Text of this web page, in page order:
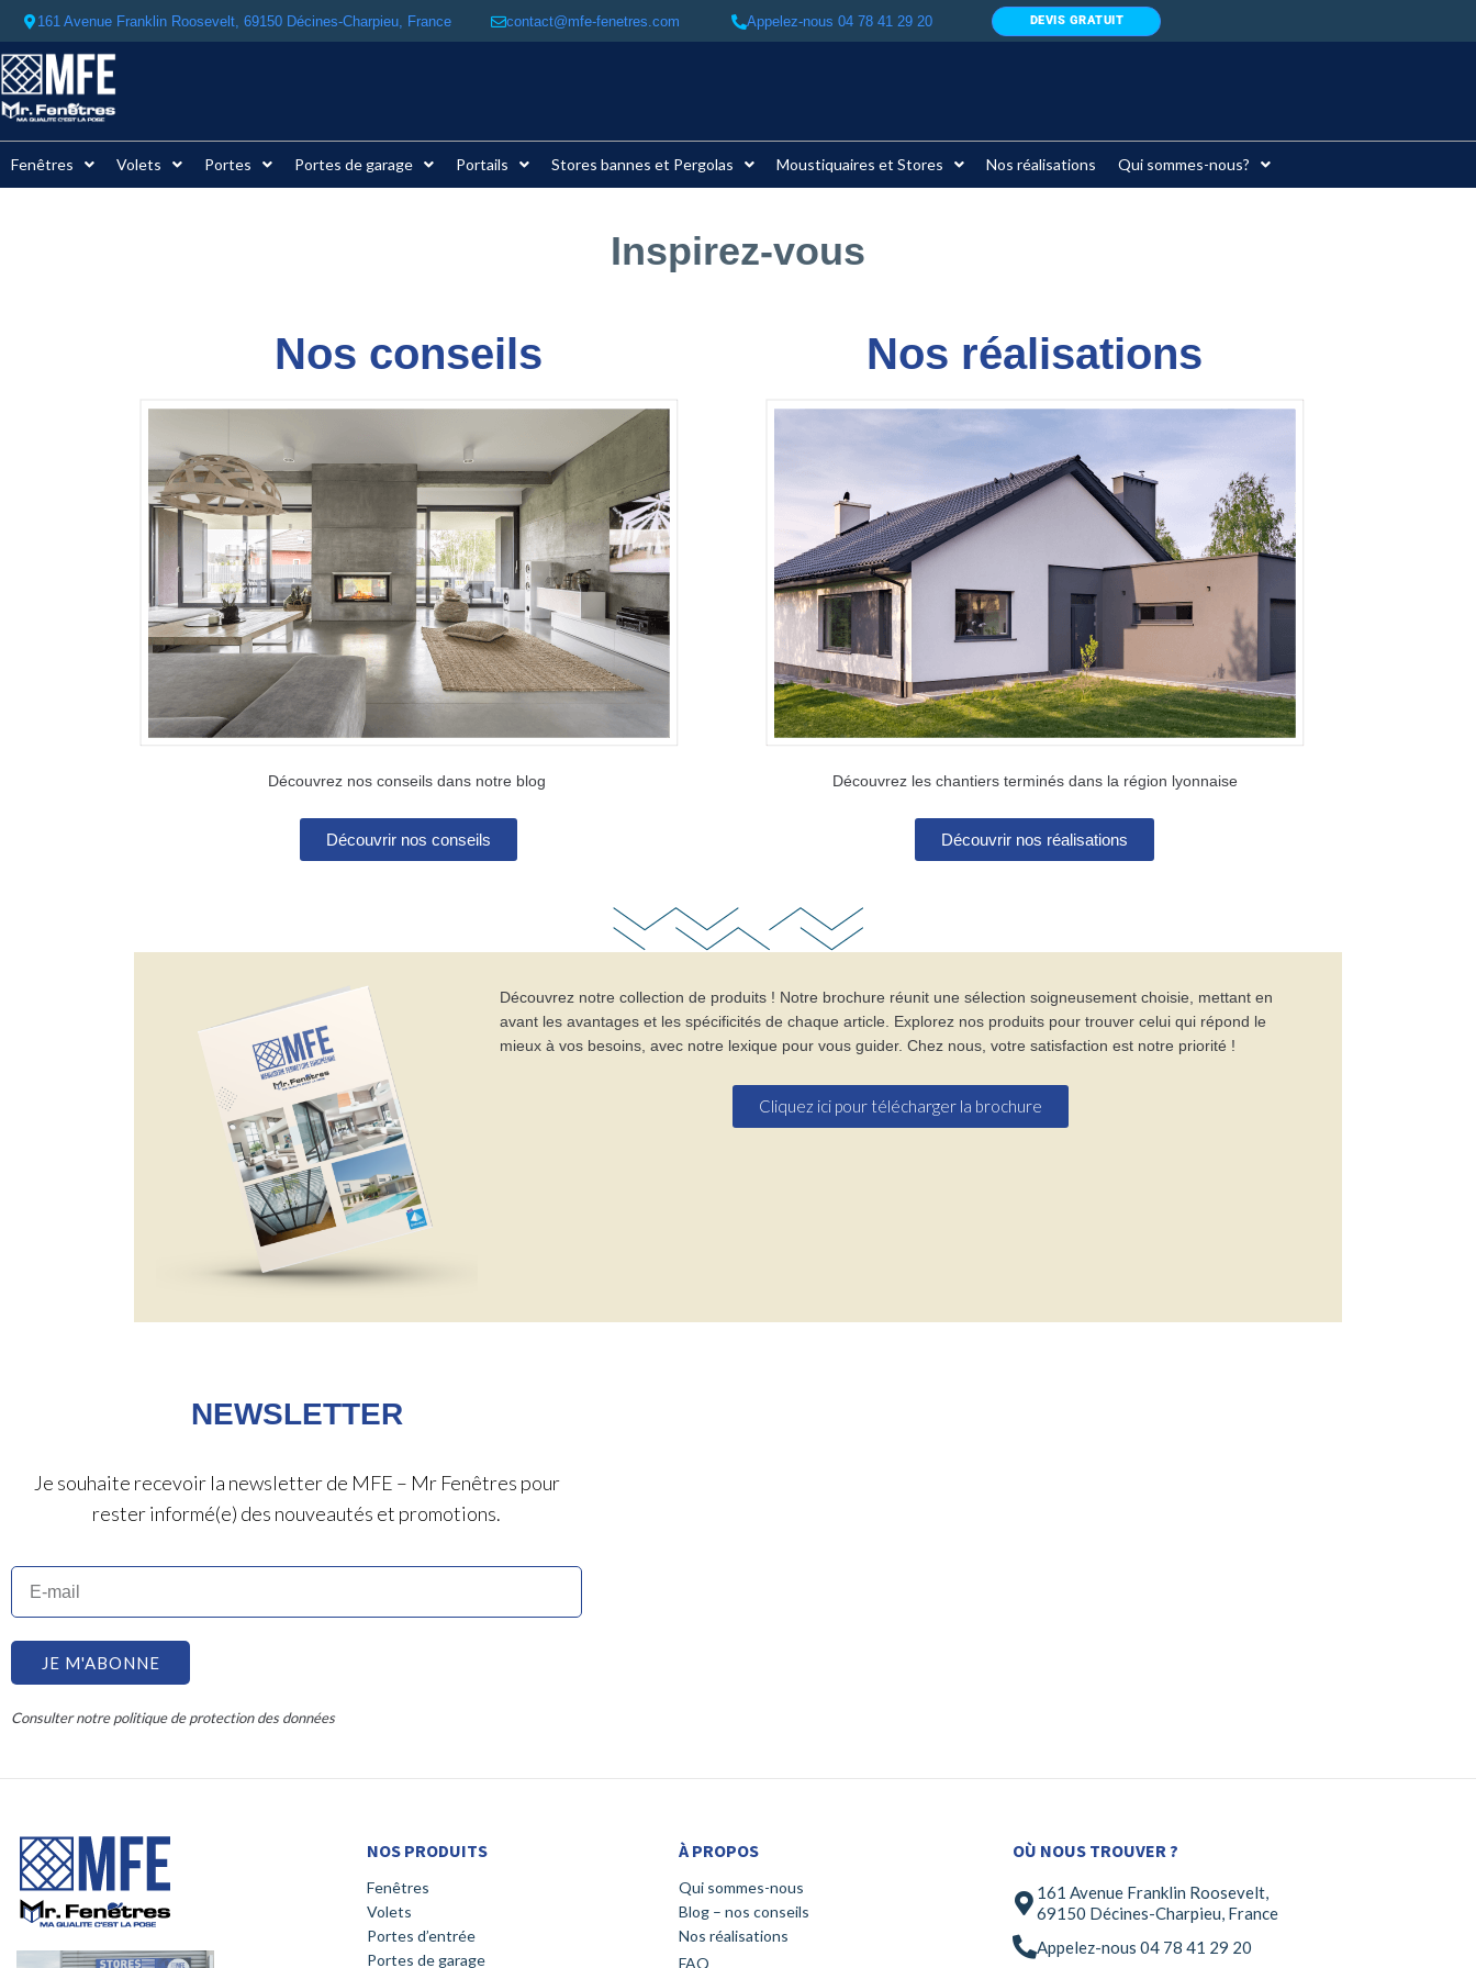
161 Avenue Franklin Roosevelt, 69150 Décines-Charpieu, France ​ contact@mfe-fenetres.com Appelez-nous 04 78 41 29 20​ DEVIS GRATUIT
Fenêtres Volets Portes Portes de garage Portails Stores bannes et Pergolas Moustiquaires et Stores Nos réalisations Qui sommes-nous?
Inspirez-vous
Nos conseils
Découvrez nos conseils dans notre blog
Découvrir nos conseils
Nos réalisations
Découvrez les chantiers terminés dans la région lyonnaise
Découvrir nos réalisations
Découvrez notre collection de produits ! Notre brochure réunit une sélection soigneusement choisie, mettant en
avant les avantages et les spécificités de chaque article. Explorez nos produits pour trouver celui qui répond le
mieux à vos besoins, avec notre lexique pour vous guider. Chez nous, votre satisfaction est notre priorité !
Cliquez ici pour télécharger la brochure
NEWSLETTER
Je souhaite recevoir la newsletter de MFE – Mr Fenêtres pour
rester informé(e) des nouveautés et promotions.
JE M'ABONNE
Consulter notre politique de protection des données
NOS PRODUITS
Fenêtres
Volets
Portes d’entrée
Portes de garage
À PROPOS
Qui sommes-nous
Blog – nos conseils
Nos réalisations
FAQ
OÙ NOUS TROUVER ?
161 Avenue Franklin Roosevelt,
69150 Décines-Charpieu, France
Appelez-nous 04 78 41 29 20